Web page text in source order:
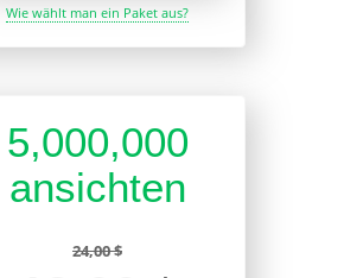
Wie wählt man ein Paket aus?
5,000,000
ansichten
24,00 $